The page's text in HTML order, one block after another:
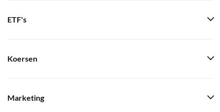
ETF's
Koersen
Marketing